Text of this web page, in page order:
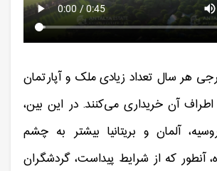
هر سال تعداد زیادی ملک و آپارتمان
آن خریداری می‌کنند. در این بین،
آلمان و بریتانیا بیشتر به چشم
آنطور که از شرایط پیداست، گردشگران